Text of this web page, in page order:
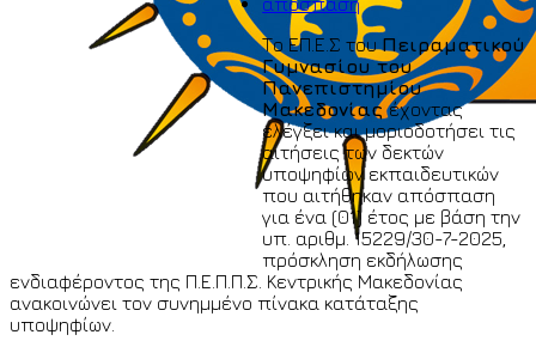
Το ΕΠ.Ε.Σ τουΠειραματικού
Γυμνασίου του
Πανεπιστημίου
Μακεδονίαςέχοντας
ελέγξει και μοριοδοτήσει τις
αιτήσεις των δεκτών
υποψηφίων εκπαιδευτικών
που αιτήθηκαν απόσπαση
για ένα (01) έτος με βάση την
υπ. αριθμ. 15229/30-7-2025,
πρόσκληση εκδήλωσης
ενδιαφέροντος της Π.Ε.Π.Π.Σ. Κεντρικής Μακεδονίας
ανακοινώνει τον συνημμένο πίνακα κατάταξης
υποψηφίων.